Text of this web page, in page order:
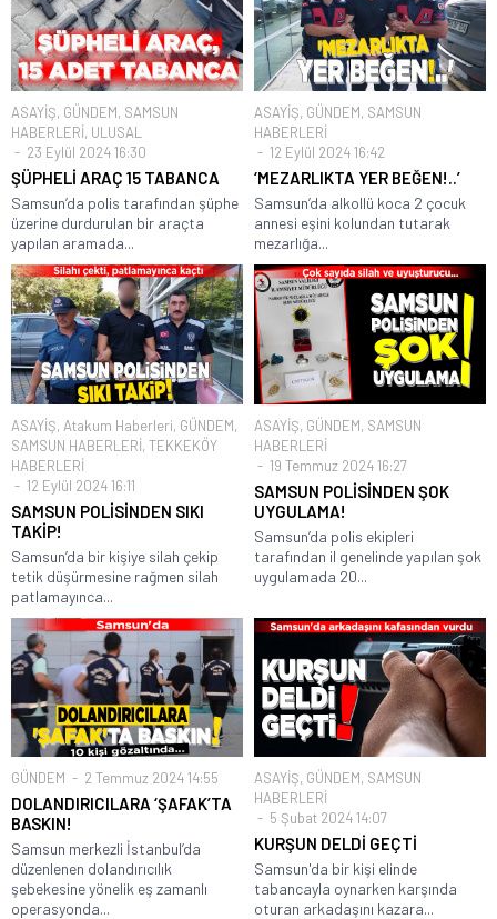
ASAYİŞ, GÜNDEM, SAMSUN
HABERLERİ, ULUSAL
23 Eylül 2024 16:30
ŞÜPHELİ ARAÇ 15 TABANCA
Samsun’da polis tarafından şüphe
üzerine durdurulan bir araçta
yapılan aramada...
ASAYİŞ, GÜNDEM, SAMSUN
HABERLERİ
12 Eylül 2024 16:42
‘MEZARLIKTA YER BEĞEN!..’
Samsun’da alkollü koca 2 çocuk
annesi eşini kolundan tutarak
mezarlığa...
ASAYİŞ, Atakum Haberleri, GÜNDEM,
SAMSUN HABERLERİ, TEKKEKÖY
HABERLERİ
12 Eylül 2024 16:11
SAMSUN POLİSİNDEN SIKI
TAKİP!
Samsun’da bir kişiye silah çekip
tetik düşürmesine rağmen silah
patlamayınca...
ASAYİŞ, GÜNDEM, SAMSUN
HABERLERİ
19 Temmuz 2024 16:27
SAMSUN POLİSİNDEN ŞOK
UYGULAMA!
Samsun’da polis ekipleri
tarafından il genelinde yapılan şok
uygulamada 20...
GÜNDEM 2 Temmuz 2024 14:55
DOLANDIRICILARA ‘ŞAFAK’TA
BASKIN!
Samsun merkezli İstanbul’da
düzenlenen dolandırıcılık
şebekesine yönelik eş zamanlı
operasyonda...
ASAYİŞ, GÜNDEM, SAMSUN
HABERLERİ
5 Şubat 2024 14:07
KURŞUN DELDİ GEÇTİ
Samsun'da bir kişi elinde
tabancayla oynarken karşında
oturan arkadaşını kazara...